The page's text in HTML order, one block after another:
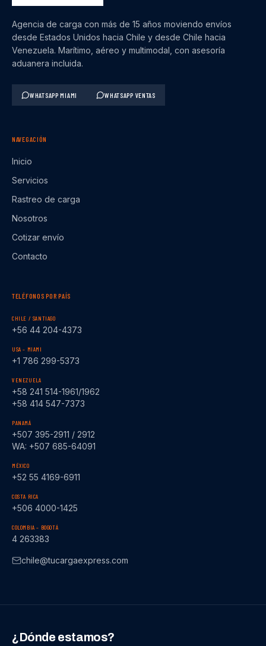
Agencia de carga con más de 15 años moviendo envíos
desde Estados Unidos hacia Chile y desde Chile hacia
Venezuela. Marítimo, aéreo y multimodal, con asesoría
aduanera incluida.
WHATSAPP MIAMI WHATSAPP VENTAS
NAVEGACIÓN
Inicio
Servicios
Rastreo de carga
Nosotros
Cotizar envío
Contacto
TELÉFONOS POR PAÍS
CHILE / SANTIAGO
+56 44 204-4373
USA – MIAMI
+1 786 299-5373
VENEZUELA
+58 241 514-1961/1962
+58 414 547-7373
PANAMÁ
+507 395-2911 / 2912
WA: +507 685-64091
MÉXICO
+52 55 4169-6911
COSTA RICA
+506 4000-1425
COLOMBIA – BOGOTÁ
4 263383
chile@tucargaexpress.com
¿Dónde estamos?